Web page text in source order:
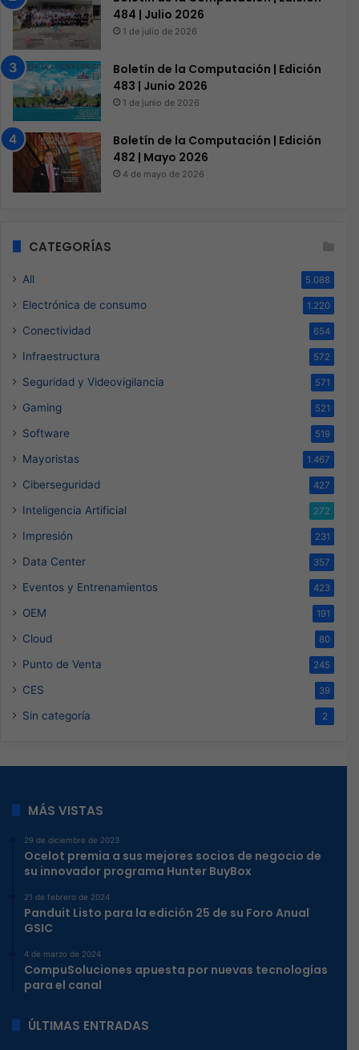
484 | Julio 2026
1 de julio de 2026
Boletín de la Computación | Edición
483 | Junio 2026
1 de junio de 2026
Boletín de la Computación | Edición
482 | Mayo 2026
4 de mayo de 2026
CATEGORÍAS
All 5.088
Electrónica de consumo 1.220
Conectividad 654
Infraestructura 572
Seguridad y Videovigilancia 571
Gaming 521
Software 519
Mayoristas 1.467
Ciberseguridad 427
Inteligencia Artificial 272
Impresión 231
Data Center 357
Eventos y Entrenamientos 423
OEM 191
Cloud 80
Punto de Venta 245
CES 39
Sin categoría 2
MÁS VISTAS
29 de diciembre de 2023
Ocelot premia a sus mejores socios de negocio de
su innovador programa Hunter BuyBox
21 de febrero de 2024
Panduit Listo para la edición 25 de su Foro Anual
GSIC
4 de marzo de 2024
CompuSoluciones apuesta por nuevas tecnologías
para el canal
ÚLTIMAS ENTRADAS